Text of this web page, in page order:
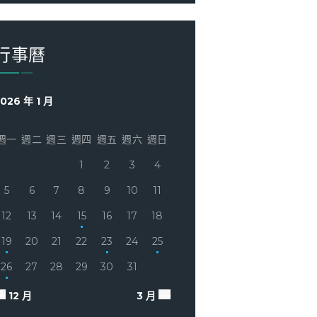
事曆
年 1 月
一 週二 週三 週四 週五 週六 週日
1
2 3
4
5
6 7 8 9 10
11
12
13 14 15 16 17
18
19
20 21 22 23 24
25
26
27 28 29 30 31
« 12 月 3 月 »